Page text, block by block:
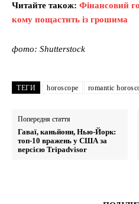
Читайте також: Фінансовий
кому пощастить із грошима
фото: Shutterstock
ТЕГИ horoscope romantic
Попередня стаття
Гаваї, каньйони, Нью-Йорк:
топ-10 вражень у США за
версією Tripadvisor